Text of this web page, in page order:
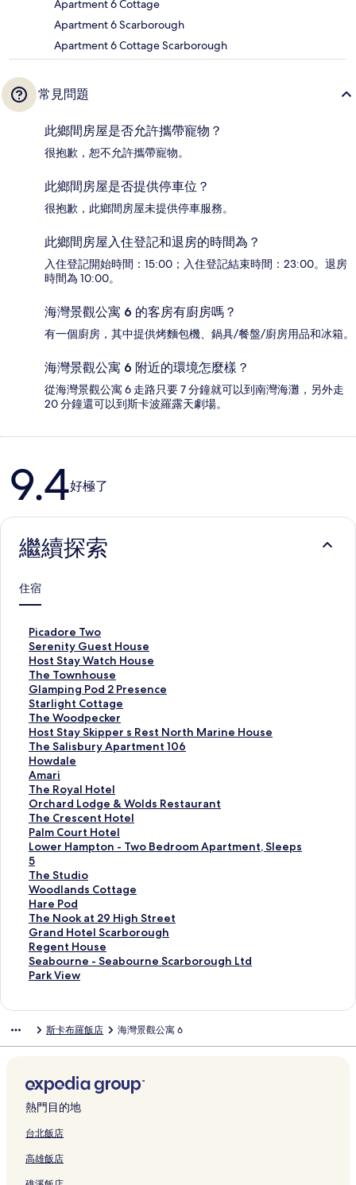
Apartment 6 Cottage
Apartment 6 Scarborough
Apartment 6 Cottage Scarborough
常見問題
此鄉間房屋是否允許攜帶寵物？
很抱歉，恕不允許攜帶寵物。
此鄉間房屋是否提供停車位？
很抱歉，此鄉間房屋未提供停車服務。
此鄉間房屋入住登記和退房的時間為？
入住登記開始時間：15:00；入住登記結束時間：23:00。退房
時間為 10:00。
海灣景觀公寓 6 的客房有廚房嗎？
有一個廚房，其中提供烤麵包機、鍋具/餐盤/廚房用品和冰箱。
海灣景觀公寓 6 附近的環境怎麼樣？
從海灣景觀公寓 6 走路只要 7 分鐘就可以到南灣海灘，另外走
20 分鐘還可以到斯卡波羅露天劇場。
評
論
9.4好極了
繼續探索
住宿
Picadore Two
P
i
c
a
d
o
r
e
T
w
o
的
連
結
Serenity Guest House
S
e
r
e
n
i
t
y
G
u
e
s
t
H
o
u
s
e
的
連
結
Host Stay Watch House
H
o
s
t
S
t
a
y
W
a
t
c
h
H
o
u
s
e
的
連
結
The Townhouse
T
h
e
T
o
w
n
h
o
u
s
e
的
連
結
Glamping Pod 2 Presence
G
l
a
m
p
i
n
g
P
o
d
2
P
r
e
s
e
n
c
e
的
Starlight Cottage
S
t
a
r
l
i
g
h
t
C
o
t
t
a
g
e
的
連
結
The Woodpecker
T
h
e
W
o
o
d
p
e
c
k
e
r
的
連
結
Host Stay Skipper s Rest North Marine House
H
o
s
t
S
t
a
y
S
k
i
p
p
e
r
s
R
e
r
M
a
r
i
e
The Salisbury Apartment 106
T
h
e
S
a
l
i
s
b
u
r
y
A
p
a
r
t
1
的
連
結
Howdale
H
o
w
d
a
l
e
的
連
結
Amari
A
m
a
r
i
的
連
結
The Royal Hotel
T
h
e
R
o
y
a
l
H
o
t
e
l
的
Orchard Lodge & Wolds Restaurant
O
r
c
h
a
r
d
L
o
d
g
e
&
s
s
t
a
u
a
The Crescent Hotel
T
h
e
C
r
e
s
c
e
n
t
H
的
Palm Court Hotel
P
a
l
m
C
o
u
r
t
H
o
的
連
Lower Hampton - Two Bedroom Apartment, Sleeps
5
L
o
w
e
r
H
a
m
p
t
w
e
d
r
o
m
The Studio
T
h
e
S
t
u
d
i
結
Woodlands Cottage
W
o
o
d
l
a
n
t
g
e
的
連
Hare Pod
H
a
r
e
P
o
結
The Nook at 29 High Street
T
h
e
N
o
2
i
g
h
S
r
Grand Hotel Scarborough
G
r
a
n
e
c
a
r
b
r
Regent House
R
e
g
o
e
的
連
結
Seabourne - Seabourne Scarborough Ltd
S
e
r
-
S
e
a
o
Park View
P
i
的
連
結
斯卡布羅飯店 海灣景觀公寓 6
熱門目的地
台北飯店
高雄飯店